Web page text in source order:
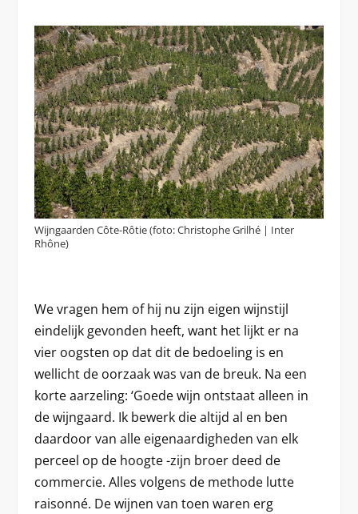
Wijngaarden Côte-Rôtie (foto: Christophe Grilhé | Inter
Rhône)
We vragen hem of hij nu zijn eigen wijnstijl
eindelijk gevonden heeft, want het lijkt er na
vier oogsten op dat dit de bedoeling is en
wellicht de oorzaak was van de breuk. Na een
korte aarzeling: ‘Goede wijn ontstaat alleen in
de wijngaard. Ik bewerk die altijd al en ben
daardoor van alle eigenaardigheden van elk
perceel op de hoogte -zijn broer deed de
commercie. Alles volgens de methode lutte
raisonné. De wijnen van toen waren erg